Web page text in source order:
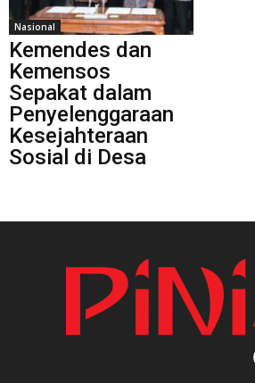
Nasional
Kemendes dan
Kemensos
Sepakat dalam
Penyelenggaraan
Kesejahteraan
Sosial di Desa